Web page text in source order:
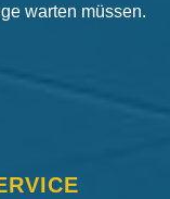
warten müssen.